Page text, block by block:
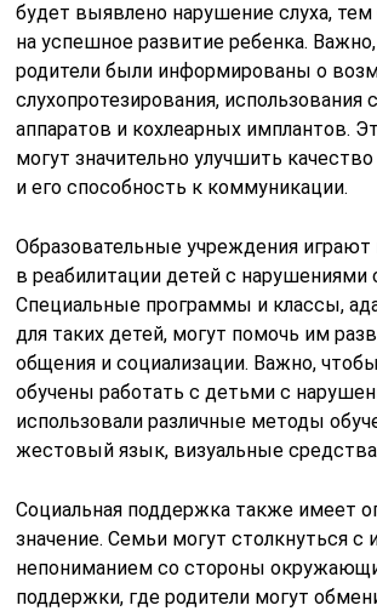
будет выявлено нарушение слуха,
на успешное развитие ребенка.
родители были информированы о
слухопротезирования, использования
аппаратов и кохлеарных имплантов.
могут значительно улучшить
и его способность к коммуникации.
Образовательные учреждения
в реабилитации детей с нарушениями
Специальные программы и классы,
для таких детей, могут помочь им
общения и социализации. Важно,
обучены работать с детьми с
использовали различные методы
жестовый язык, визуальные средства
Социальная поддержка также имеет
значение. Семьи могут столкнуться с
непониманием со стороны
поддержки, где родители могут